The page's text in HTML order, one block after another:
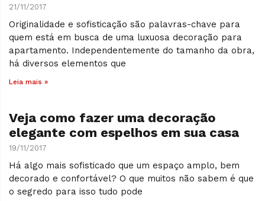
21/11/2017
Originalidade e sofisticação são palavras-chave para
quem está em busca de uma luxuosa decoração para
apartamento. Independentemente do tamanho da obra,
há diversos elementos que
Leia mais »
Veja como fazer uma decoração
elegante com espelhos em sua casa
19/11/2017
Há algo mais sofisticado que um espaço amplo, bem
decorado e confortável? O que muitos não sabem é que
o segredo para isso tudo pode